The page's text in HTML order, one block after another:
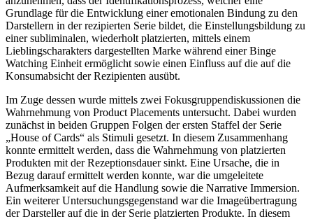
Grundlage für die Entwicklung einer emotionalen Bindung zu den
Darstellern in der rezipierten Serie bildet, die Einstellungsbildung zu
einer subliminalen, wiederholt platzierten, mittels einem
Lieblingscharakters dargestellten Marke während einer Binge
Watching Einheit ermöglicht sowie einen Einfluss auf die auf die
Konsumabsicht der Rezipienten ausübt.
Im Zuge dessen wurde mittels zwei Fokusgruppendiskussionen die
Wahrnehmung von Product Placements untersucht. Dabei wurden
zunächst in beiden Gruppen Folgen der ersten Staffel der Serie
„House of Cards“ als Stimuli gesetzt. In diesem Zusammenhang
konnte ermittelt werden, dass die Wahrnehmung von platzierten
Produkten mit der Rezeptionsdauer sinkt. Eine Ursache, die in
Bezug darauf ermittelt werden konnte, war die umgeleitete
Aufmerksamkeit auf die Handlung sowie die Narrative Immersion.
Ein weiterer Untersuchungsgegenstand war die Imageübertragung
der Darsteller auf die in der Serie platzierten Produkte. In diesem